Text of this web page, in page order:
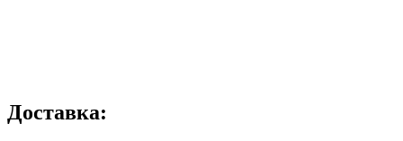
Доставка: